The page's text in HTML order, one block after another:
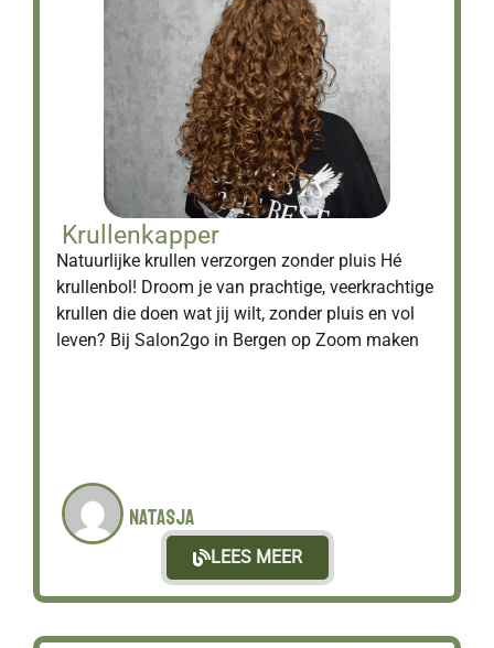
Krullenkapper
Natuurlijke krullen verzorgen zonder pluis Hé
krullenbol! Droom je van prachtige, veerkrachtige
krullen die doen wat jij wilt, zonder pluis en vol
leven? Bij Salon2go in Bergen op Zoom maken
Natasja
LEES MEER